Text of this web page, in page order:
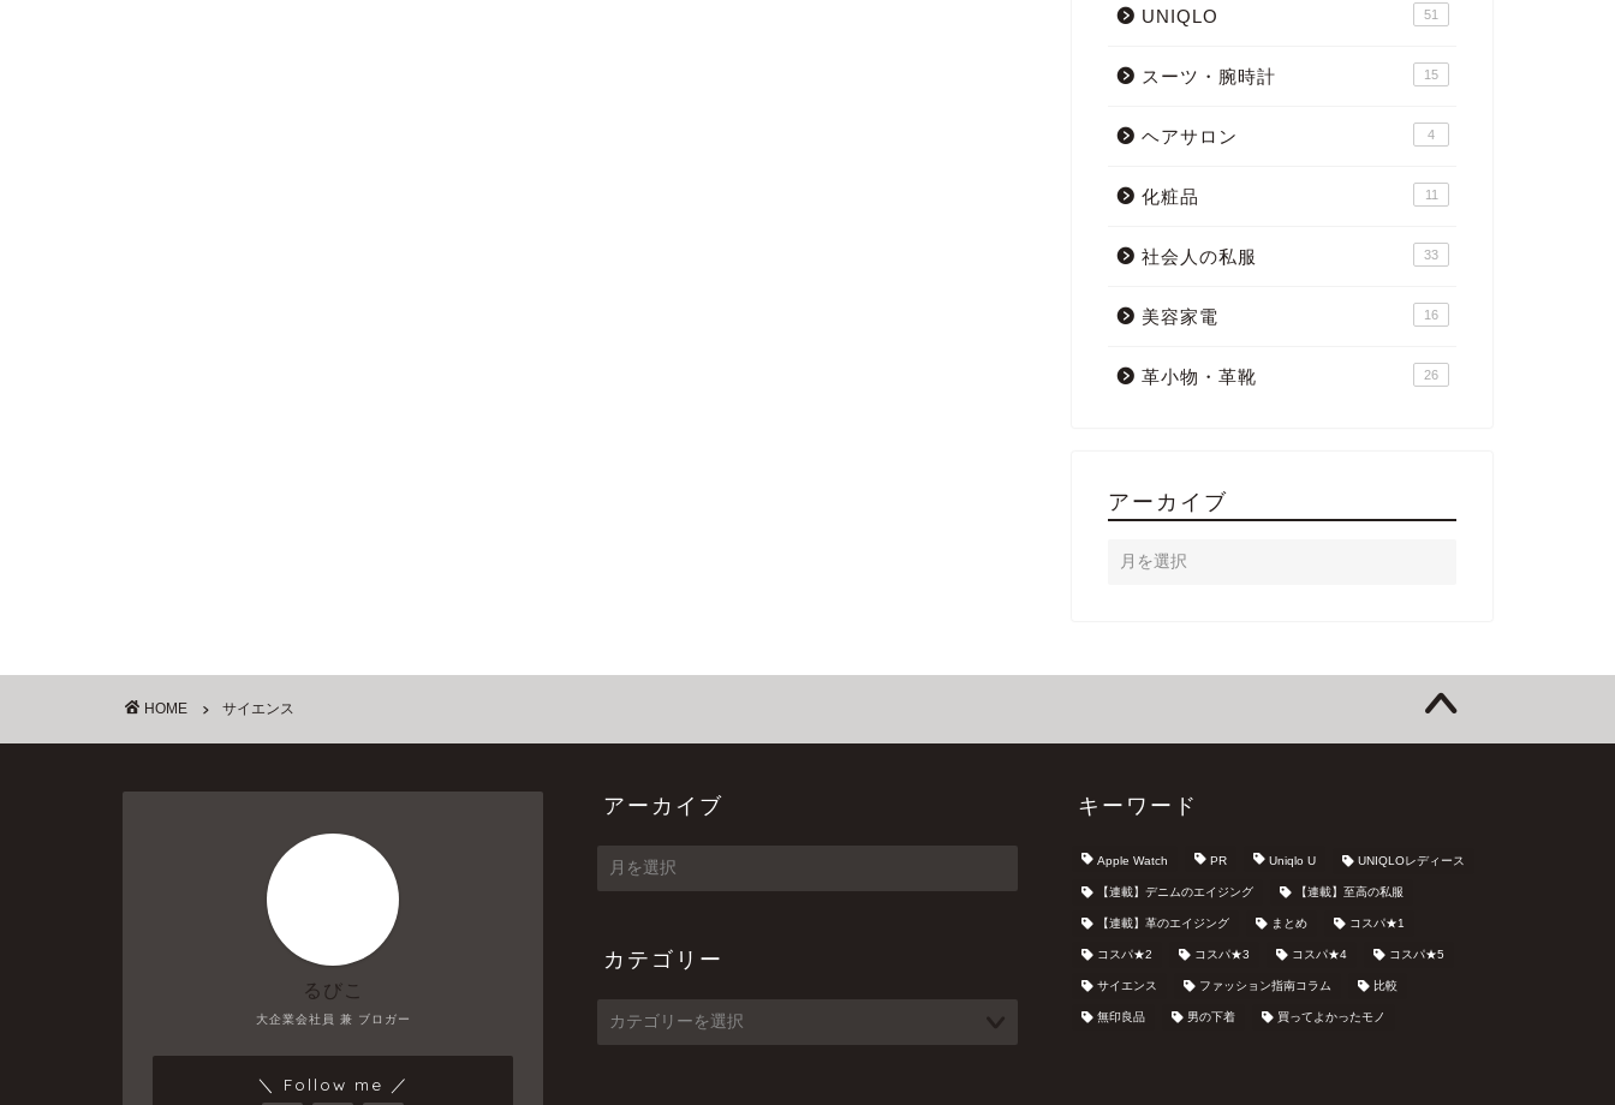
UNIQLO 51
スーツ・腕時計 15
ヘアサロン 4
化粧品 11
社会人の私服 33
美容家電 16
革小物・革靴 26
アーカイブ
HOME サイエンス
大企業会社員 兼 ブロガー
るびこ
＼ Follow me ／
アーカイブ
ア
ー
ブ
カテゴリー
キーワード
Apple Watch PR Uniqlo U UNIQLOレディース
【連載】デニムのエイジング 【連載】至高の私服
【連載】革のエイジング まとめ コスパ★1
コスパ★2 コスパ★3 コスパ★4 コスパ★5
サイエンス ファッション指南コラム 比較
無印良品 男の下着 買ってよかったモノ